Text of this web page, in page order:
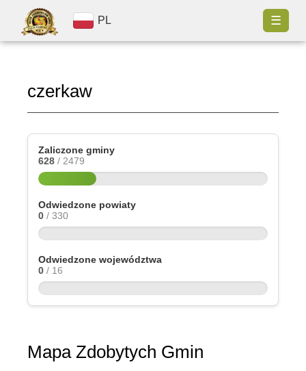
PL ☰
czerkaw
Zaliczone gminy
628 / 2479
Odwiedzone powiaty
0 / 330
Odwiedzone województwa
0 / 16
Mapa Zdobytych Gmin